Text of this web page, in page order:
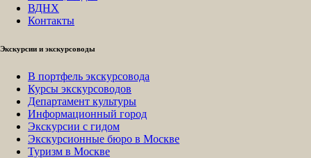
ВДНХ
Контакты
Экскурсии и экскурсоводы
В портфель экскурсовода
Курсы экскурсоводов
Департамент культуры
Информационный город
Экскурсии с гидом
Экскурсионные бюро в Москве
Туризм в Москве